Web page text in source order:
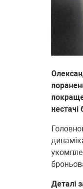
нестачі
Деталі